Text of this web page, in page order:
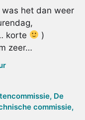
het dan weer
korte
)
zeer…
, De
commissie,